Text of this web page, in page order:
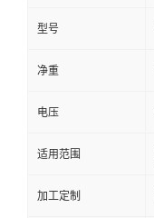
型号
净重
电压
适用范围
加工定制